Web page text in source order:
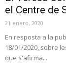
el Centre de
21 enero, 2020
En resposta a la
18/01/2020, sobre
que s'afirma...